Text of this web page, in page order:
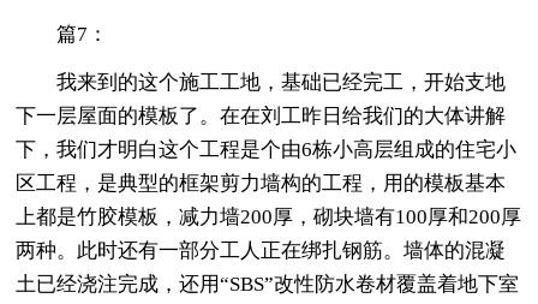
篇7：
我来到的这个施工工地，基础已经完工，开始支地
下一层屋面的模板了。在在刘工昨日给我们的大体讲解
下，我们才明白这个工程是个由6栋小高层组成的住宅小
区工程，是典型的框架剪力墙构的工程，用的模板基本
上都是竹胶模板，减力墙200厚，砌块墙有100厚和200厚
两种。此时还有一部分工人正在绑扎钢筋。墙体的混凝
土已经浇注完成，还用“SBS”改性防水卷材覆盖着地下室